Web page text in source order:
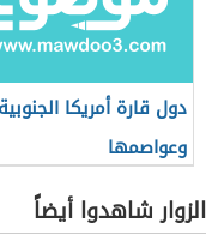
دول قارة أمريكا الجنوبية
وعواصمها
الزوار شاهدوا أيضاً